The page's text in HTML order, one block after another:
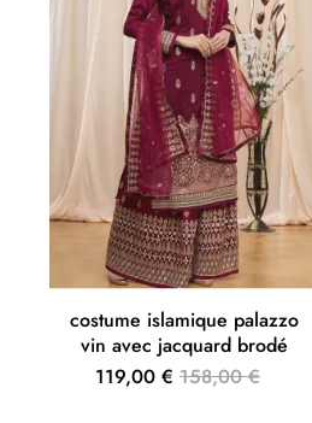
costume islamique palazzo
vin avec jacquard brodé
119,00 € 158,00 €